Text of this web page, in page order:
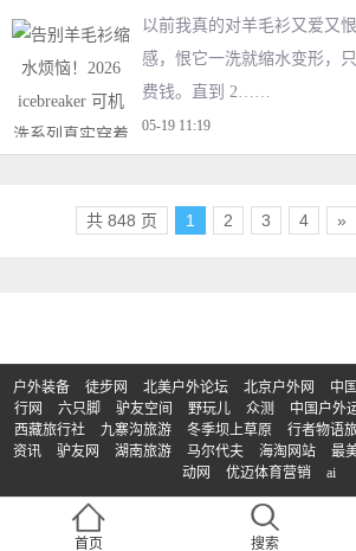
以前我真的对羊毛衫又爱又
感，恨它一洗就缩水变形，
费钱。直到 2……
05-19 11:19
共 848 页 1 2 3 4 »
户外装备 徒步网 北美户外论坛 北京户外网 中
行网
六只脚 驴友空间 野玩儿 众测 中国户外
西藏旅行社
九寨沟旅游 冬季坝上草原 行者物语
资讯
驴友网 湖南旅游 马尔代夫 海淘网站 最
动网
优迈体育营销 ai
© Copyright 2017-2023 | 版权所有：买户外
首页 搜索